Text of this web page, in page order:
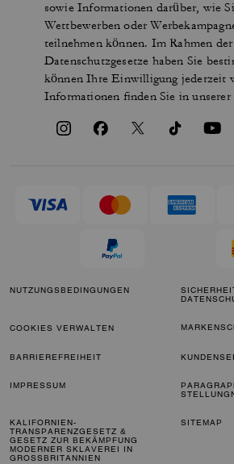
sowie Informationen darüber, wie
Wettbewerben oder
teilnehmen können. Im Rahmen
Datenschutzgesetze haben Sie
können Ihre Einwilligung jederzeit
Informationen finden Sie in unserer
NUTZUNGSBEDINGUNGEN
COOKIES VERWALTEN
BARRIEREFREIHEIT
IMPRESSUM
KALIFORNIEN-
TRANSPARENZGESETZ &
GESETZ ZUR BEKÄMPFUNG
MODERNER SKLAVEREI IN
GROSSBRITANNIEN
SITEMAP